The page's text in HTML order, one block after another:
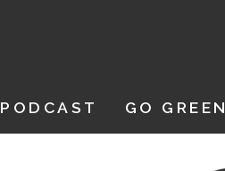
PODCAST GO GREEN